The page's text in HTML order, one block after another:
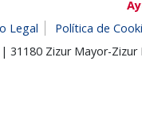
Legal
Política de
Zizur Mayor-Zizur